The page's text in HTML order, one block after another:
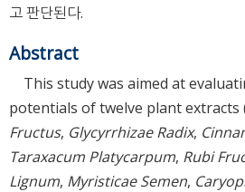
고 판단된다.
Abstract
This study was aimed at
potentials of twelve plant extracts
Fructus, Glycyrrhizae Radix,
Taraxacum Platycarpum, Rubi
Lignum, Myristicae Semen,